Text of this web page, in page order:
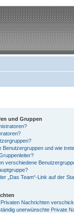
und Gruppen
Benutzergruppen und wie
verschiedene
„Das Team“-Link auf der
Nachrichten
unerwünschte Private